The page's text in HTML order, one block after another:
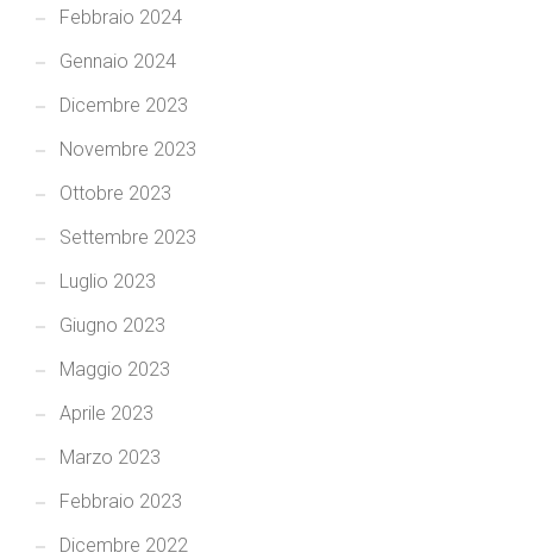
Febbraio 2024
Gennaio 2024
Dicembre 2023
Novembre 2023
Ottobre 2023
Settembre 2023
Luglio 2023
Giugno 2023
Maggio 2023
Aprile 2023
Marzo 2023
Febbraio 2023
Dicembre 2022